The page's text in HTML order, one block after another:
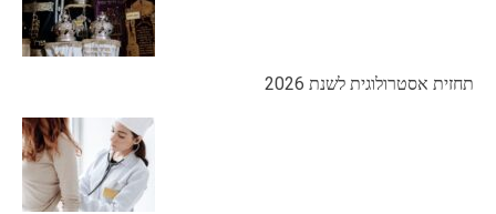
תחזית אסטרולוגית לשנת 2026